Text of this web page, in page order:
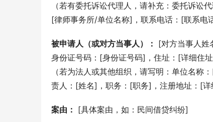
（若有委托诉讼代理人，请补充：委托诉
[律师事务所/单位名称]，联系电话：[联系电
被申请人（或对方当事人）：
[对方当事人姓
身份证号码：[身份证号码]，住址：[详细住
（若为法人或其他组织，请写明：单位名
责人：[姓名]，职务：[职务]，注册地址：[详
案由： [具体案由，如：民间借贷纠纷]